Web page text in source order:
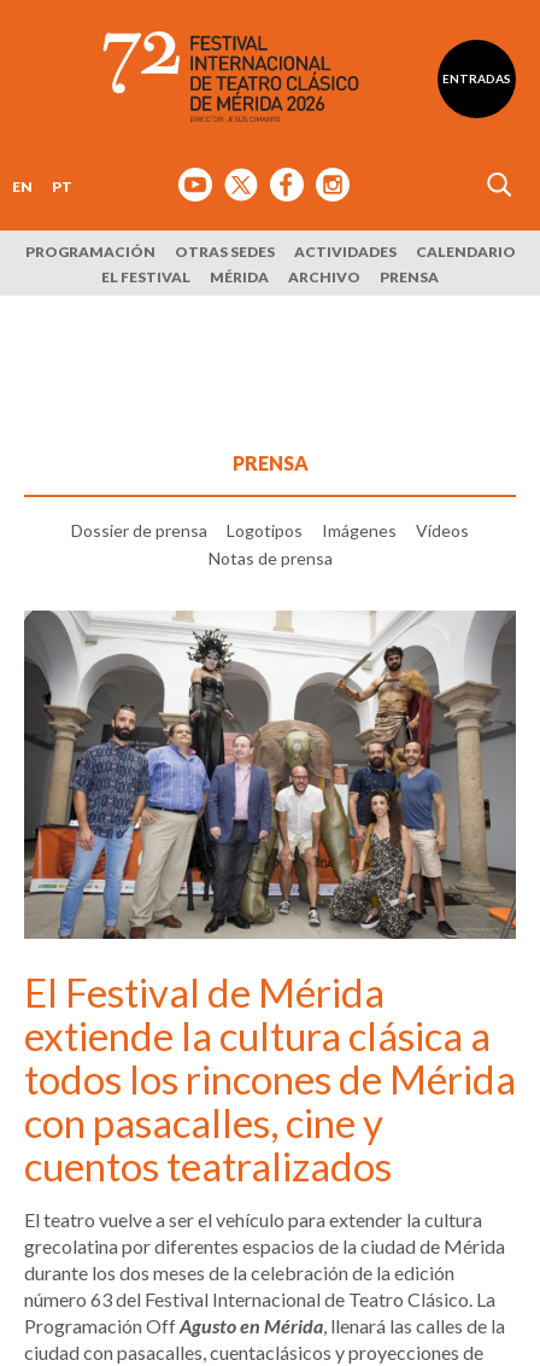
ENTRADAS
EN PT
PROGRAMACIÓN OTRAS SEDES ACTIVIDADES
CALENDARIO
EL FESTIVAL
MÉRIDA ARCHIVO PRENSA
PRENSA
Dossier de prensa Logotipos Imágenes
Vídeos
Notas de prensa
El Festival de Mérida
extiende la cultura clásica a
todos los rincones de Mérida
con pasacalles, cine y
cuentos teatralizados
El teatro vuelve a ser el vehículo para extender la cultura
grecolatina por diferentes espacios de la ciudad de Mérida
durante los dos meses de la celebración de la edición
número 63 del Festival Internacional de Teatro Clásico. La
Programación OffAgusto en Mérida, llenará las calles de la
ciudad con pasacalles, cuentaclásicos y proyecciones de